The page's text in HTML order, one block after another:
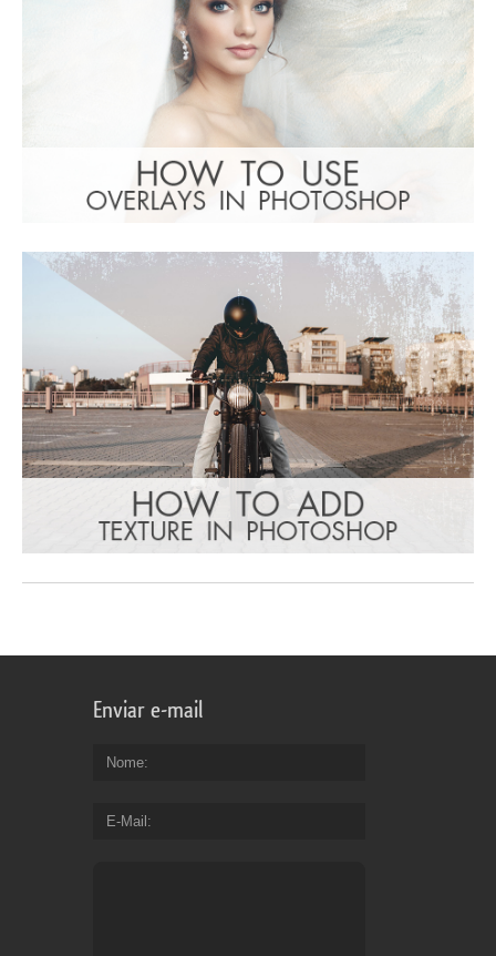
Enviar e-mail
Nome
E-Mail